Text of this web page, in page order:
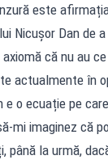
este
Nicușor Dan de
că nu au
actualmente în
e o ecuație pe
mi imaginez că
până la urmă,